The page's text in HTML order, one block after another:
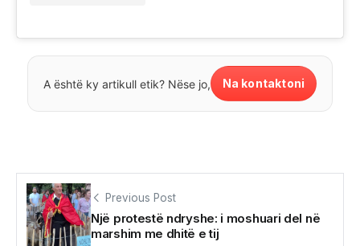
A është ky artikull etik? Nëse jo, Na kontaktoni
Previous Post
Një protestë ndryshe: i moshuari del në
marshim me dhitë e tij